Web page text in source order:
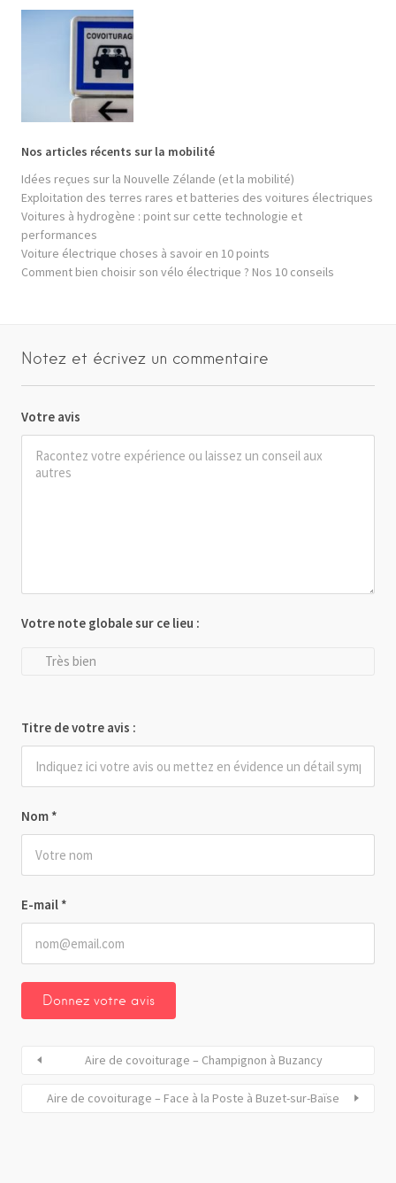
Nos articles récents sur la mobilité
Idées reçues sur la Nouvelle Zélande (et la mobilité)
Exploitation des terres rares et batteries des voitures électriques
Voitures à hydrogène : point sur cette technologie et
performances
Voiture électrique choses à savoir en 10 points
Comment bien choisir son vélo électrique ? Nos 10 conseils
Notez et écrivez un commentaire
Votre avis
Nom *
E-mail *
Votre note globale sur ce lieu :
Très bien
Titre de votre avis :
Aire de covoiturage – Champignon à Buzancy
Aire de covoiturage – Face à la Poste à Buzet-sur-Baïse